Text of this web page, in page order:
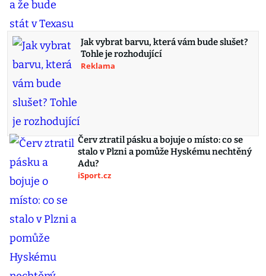
Jak vybrat barvu, která vám bude slušet?
Tohle je rozhodující
Reklama
Červ ztratil pásku a bojuje o místo: co se
stalo v Plzni a pomůže Hyskému nechtěný
Adu?
iSport.cz